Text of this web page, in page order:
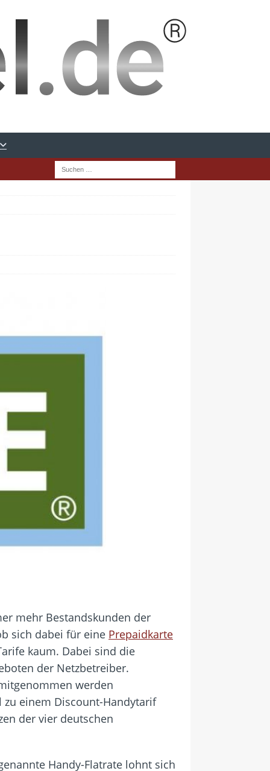
mehr Bestandskunden der
sich dabei für eine Prepaidkarte
kaum. Dabei sind die
der Netzbetreiber.
werden
zu einem Discount-Handytarif
der vier deutschen
Handy-Flatrate lohnt sich